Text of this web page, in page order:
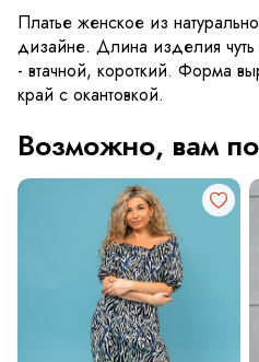
Платье женское из
дизайне. Длина изделия
- втачной, короткий. Форма
край с окантовкой.
Возможно, вам